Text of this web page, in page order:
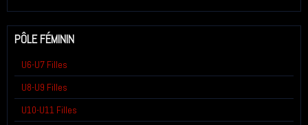
PÔLE FÉMININ
U6-U7 Filles
U8-U9 Filles
U10-U11 Filles